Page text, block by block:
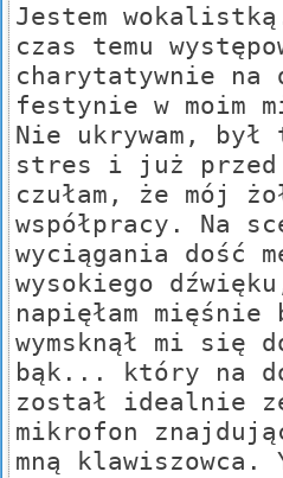
Jestem
czas temu
charytatywnie na
festynie w moim
Nie ukrywam,
stres i już przed
czułam, że mój
współpracy. Na
wyciągania dość
wysokiego
napięłam
wymsknął mi się
bąk... który na
został idealnie
mikrofon
mną klawiszowca.